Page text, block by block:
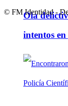
Ola
intentos
© FM Identidad -